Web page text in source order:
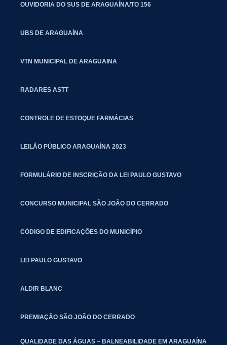
OUVIDORIA DO SUS DE ARAGUAÍNA/TO 156
UBS DE ARAGUAÍNA
VTN MUNICIPAL DE ARAGUAINA
RADARES ASTT
CONTROLE DE ESTOQUE FARMÁCIAS
LEILÃO PÚBLICO ARAGUAÍNA 2023
FORMULÁRIO DE INSCRIÇÃO DA LEI PAULO GUSTAVO
CONCURSO MUNICIPAL SÃO JOÃO DO CERRADO
CÓDIGO DE EDIFICAÇÕES DO MUNICÍPIO
LEI PAULO GUSTAVO
ALDIR BLANC
PREMIAÇÃO SÃO JOÃO DO CERRADO
QUALIDADE DAS ÁGUAS – BALNEABILIDADE EM ARAGUAÍNA